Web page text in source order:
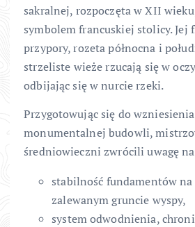
sakralnej, rozpoczęta w XII
symbolem francuskiej stolicy. Jej
przypory, rozeta północna i
strzeliste wieże rzucają się w
odbijając się w nurcie rzeki.
Przygotowując się do
monumentalnej budowli,
średniowieczni zwrócili uwagę
stabilność fundamentów na
zalewanym gruncie wyspy,
system odwodnienia,